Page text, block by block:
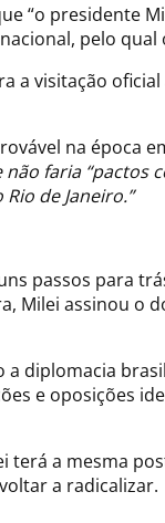
“o presidente
pelo qual
a visitação
na época
faria “pactos
de Janeiro.”
passos para
Milei assinou
diplomacia
e oposições
a mesma
a radicalizar.